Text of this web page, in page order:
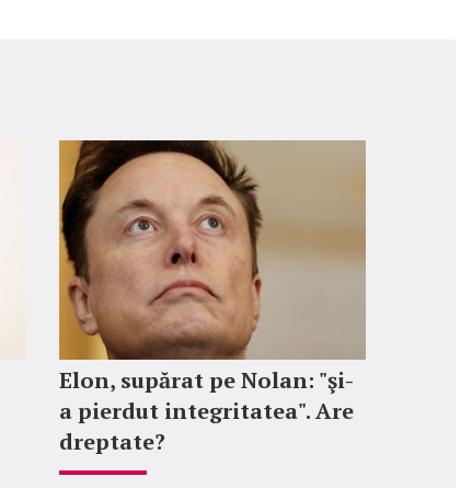
Elon, supărat pe Nolan: "şi-
a pierdut integritatea". Are
dreptate?